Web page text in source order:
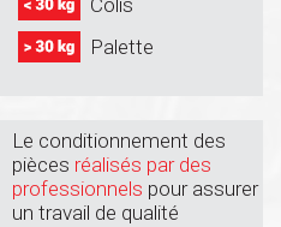
Colis
Palette
Le conditionnement des
pièces réalisés par des
professionnels pour assurer
un travail de qualité